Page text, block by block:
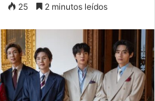
25 2 minutos leídos